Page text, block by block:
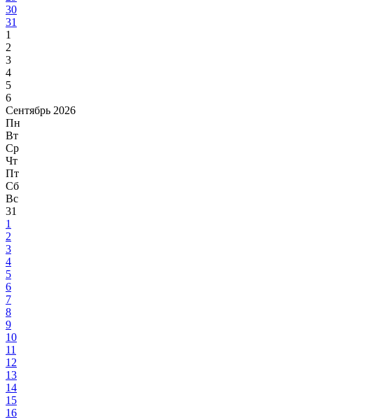
30
31
1
2
3
4
5
6
Сентябрь 2026
Пн
Вт
Ср
Чт
Пт
Сб
Вс
31
1
2
3
4
5
6
7
8
9
10
11
12
13
14
15
16